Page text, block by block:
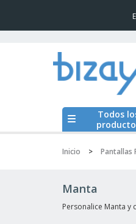
Todos
Inicio > Pantallas
Manta
Personalice Manta y